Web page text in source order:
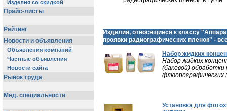
Изделия, относящиеся к классу
проявки радиографических пленок" -
Набор жидких
Набор жидких
(баковой) обработки
флюорографических
Установка для